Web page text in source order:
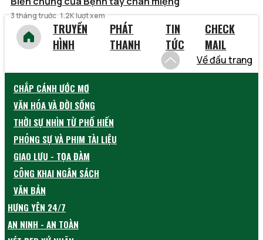
3 tháng trước 1.2K lượt xem
TRUYỀN
HÌNH
PHÁT
THANH
TIN
TỨC
CHECK
MAIL
Về đầu trang
CHẮP CÁNH ƯỚC MƠ
VĂN HÓA VÀ ĐỜI SỐNG
THỜI SỰ NHÌN TỪ PHỐ HIẾN
PHÓNG SỰ VÀ PHIM TÀI LIỆU
GIAO LƯU - TỌA ĐÀM
CÔNG KHAI NGÂN SÁCH
VĂN BẢN
HƯNG YÊN 24/7
AN NINH - AN TOÀN